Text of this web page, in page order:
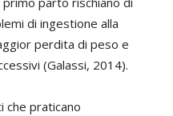
di ingestione alla
perdita di peso e
(Galassi, 2014).
che praticano